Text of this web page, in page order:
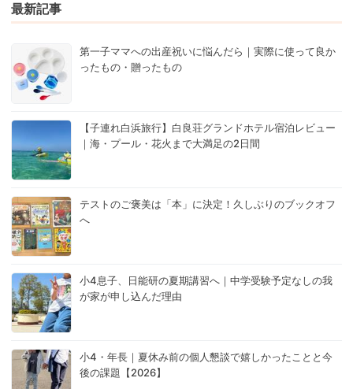
最新記事
第一子ママへの出産祝いに悩んだら｜実際に使って良か
ったもの・贈ったもの
【子連れ白浜旅行】白良荘グランドホテル宿泊レビュー
｜海・プール・花火まで大満足の2日間
テストのご褒美は「本」に決定！久しぶりのブックオフ
へ
小4息子、日能研の夏期講習へ｜中学受験予定なしの我
が家が申し込んだ理由
小4・年長｜夏休み前の個人懇談で嬉しかったことと今
後の課題【2026】